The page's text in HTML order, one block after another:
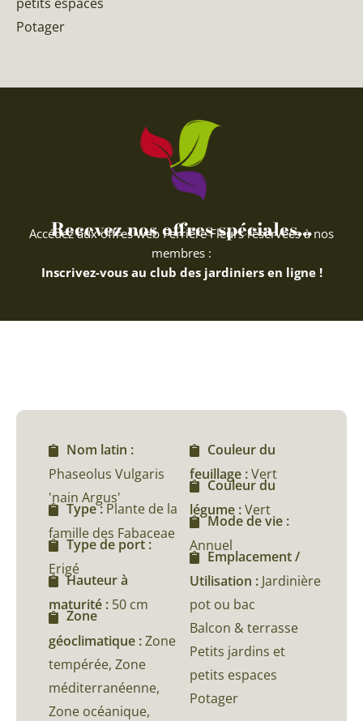
Potager
Recevez nos offres spéciales...
Accédez aux offres web Ferriere Fleurs réservées à nos
membres :
Inscrivez-vous au club des jardiniers en ligne !
Nom latin :
Phaseolus Vulgaris
'nain Argus'
Type : Plante de la
famille des Fabaceae
Type de port :
Erigé
Hauteur à
maturité : 50 cm
Zone
géoclimatique :Zone
tempérée, Zone
méditerranéenne,
Zone océanique,
Couleur du
feuillage :Vert
Couleur du
légume :Vert
Mode de vie :
Annuel
Emplacement /
Utilisation : Jardinière
pot ou bac
Balcon & terrasse
Petits jardins et
petits espaces
Potager